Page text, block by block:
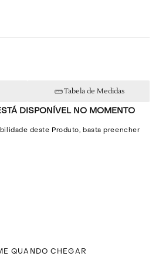
Tabela de Medidas
DISPONÍVEL NO MOMENTO
deste Produto, basta preencher
QUANDO CHEGAR